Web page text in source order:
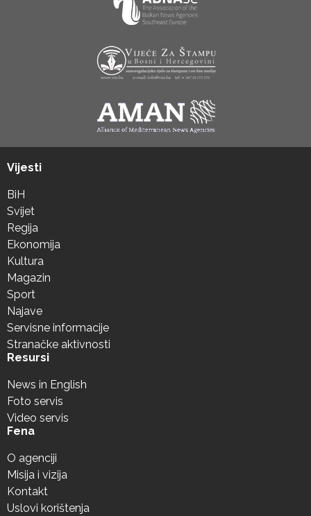
Vijesti
BiH
Svijet
Regija
Ekonomija
Kultura
Magazin
Sport
Najave
Servisne informacije
Stranačke aktivnosti
Resursi
News in English
Foto servis
Video servis
Fena
O agenciji
Misija i vizija
Kontakt
Uslovi korištenja